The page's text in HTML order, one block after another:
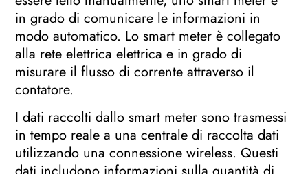
in grado di comunicare le informazioni in
modo automatico. Lo smart meter è collegato
alla rete elettrica elettrica e in grado di
misurare il flusso di corrente attraverso il
contatore.
I dati raccolti dallo smart meter sono trasmessi
in tempo reale a una centrale di raccolta dati
utilizzando una connessione wireless. Questi